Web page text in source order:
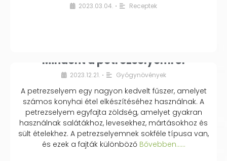
2023.03.04. • Receptek
Mindent a petrezselyemről
2023.12.21. • Gyógynövények
A petrezselyem egy nagyon kedvelt fűszer, amelyet
számos konyhai étel elkészítéséhez használnak. A
petrezselyem egyfajta zöldség, amelyet gyakran
használnak salátákhoz, levesekhez, mártásokhoz és
sült ételekhez. A petrezselyemnek sokféle típusa van,
és ezek a fajták különbözőBővebben...…